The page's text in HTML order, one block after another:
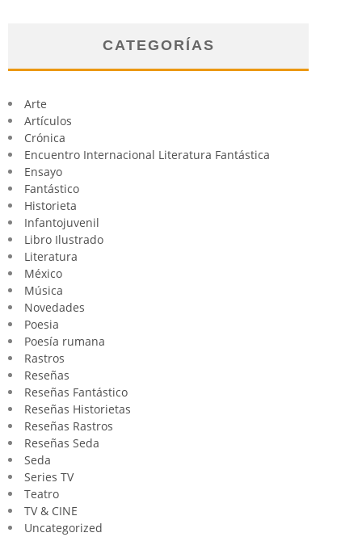
CATEGORÍAS
Arte
Artículos
Crónica
Encuentro Internacional Literatura Fantástica
Ensayo
Fantástico
Historieta
Infantojuvenil
Libro Ilustrado
Literatura
México
Música
Novedades
Poesia
Poesía rumana
Rastros
Reseñas
Reseñas Fantástico
Reseñas Historietas
Reseñas Rastros
Reseñas Seda
Seda
Series TV
Teatro
TV & CINE
Uncategorized